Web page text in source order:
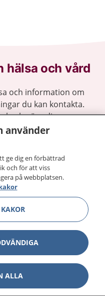
hälsa och vård
och information om
du kan kontakta.
och göra dina
1177 för
Visa
Visa
Visa
använder
ge dig en förbättrad
och för att viss
på webbplatsen.
ALLA